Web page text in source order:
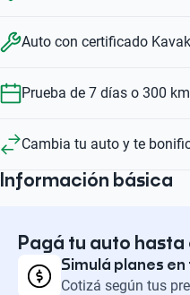
Auto con certificado
Prueba de 7 días o 300
Cambia tu auto y te
Información básica
Pagá tu auto hasta
Simulá planes en
Cotizá según tus